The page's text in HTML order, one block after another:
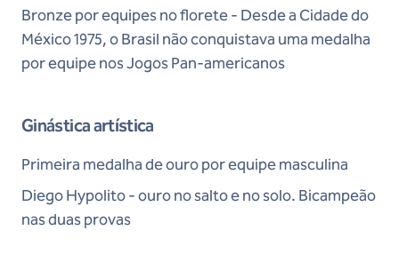
Bronze por equipes no florete - Desde a Cidade do
México 1975, o Brasil não conquistava uma medalha
por equipe nos Jogos Pan-americanos
Ginástica artística
Primeira medalha de ouro por equipe masculina
Diego Hypolito - ouro no salto e no solo. Bicampeão
nas duas provas